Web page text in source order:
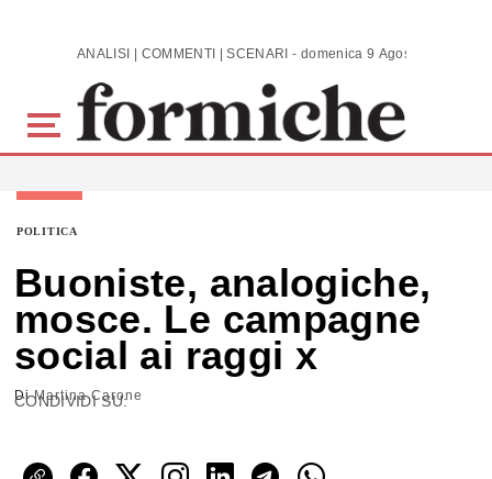
Skip to main content ANALISI | COMMENTI | SCENARI - domenica 9 Agosto 2026
POLITICA
Buoniste, analogiche,
mosce. Le campagne
social ai raggi x
DiMartina Carone
CONDIVIDI SU: